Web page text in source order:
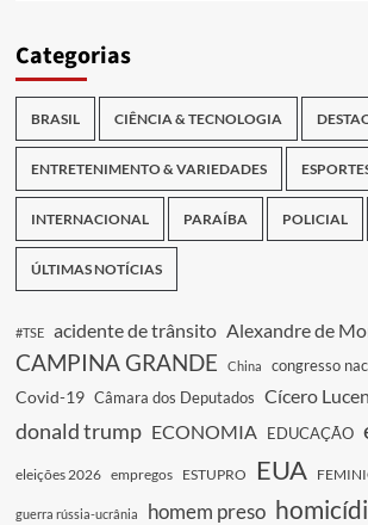
Categorias
BRASIL CIÊNCIA & TECNOLOGIA
ENTRETENIMENTO & VARIEDADES
INTERNACIONAL PARAÍBA POLICIAL
ÚLTIMAS NOTÍCIAS
#TSE acidente de trânsito Alexandre de
CAMPINA GRANDE China congresso
Covid-19 Câmara dos Deputados Cícero
donald trump ECONOMIA EDUCAÇÃO
eleições 2026 empregos ESTUPRO EUA
guerra rússia-ucrânia homem preso